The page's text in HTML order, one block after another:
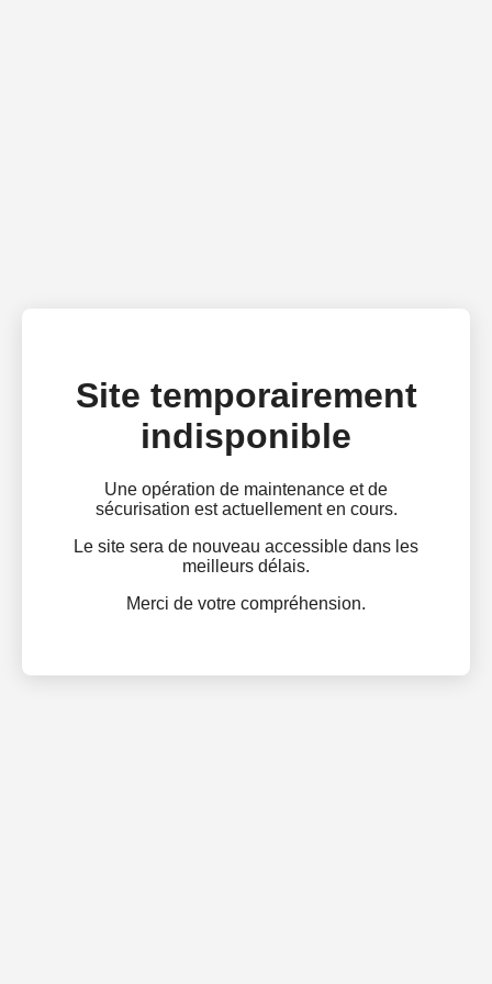
Site temporairement
indisponible
Une opération de maintenance et de
sécurisation est actuellement en cours.
Le site sera de nouveau accessible dans les
meilleurs délais.
Merci de votre compréhension.